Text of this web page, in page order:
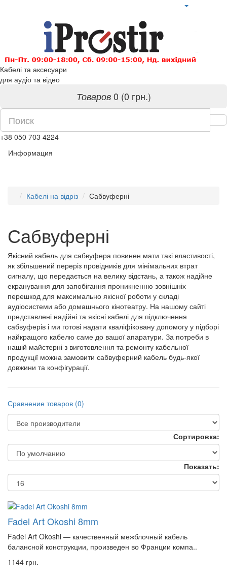
Кабелі та аксесуари
для аудіо та відео
Товаров0 (0 грн.)
+38 050 703 4224
Информация
Кабелі на відріз Сабвуферні
Сабвуферні
Якісний кабель для сабвуфера повинен мати такі властивості,
як збільшений переріз провідників для мінімальних втрат
сигналу, що передається на велику відстань, а також надійне
екранування для запобігання проникненню зовнішніх
перешкод для максимально якісної роботи у складі
аудіосистеми або домашнього кінотеатру. На нашому сайті
представлені надійні та якісні кабелі для підключення
сабвуферів і ми готові надати кваліфіковану допомогу у підборі
найкращого кабелю саме до вашої апаратури. За потреби в
нашій майстерні з виготовлення та ремонту кабельної
продукції можна замовити сабвуферний кабель будь-якої
довжини та конфігурації.
Сравнение товаров (0)
Сортировка:
Показать:
Fadel Art Okoshi 8mm
Fadel Art Okoshi — качественный межблочный кабель
балансной конструкции, произведен во Франции компа..
1144 грн.